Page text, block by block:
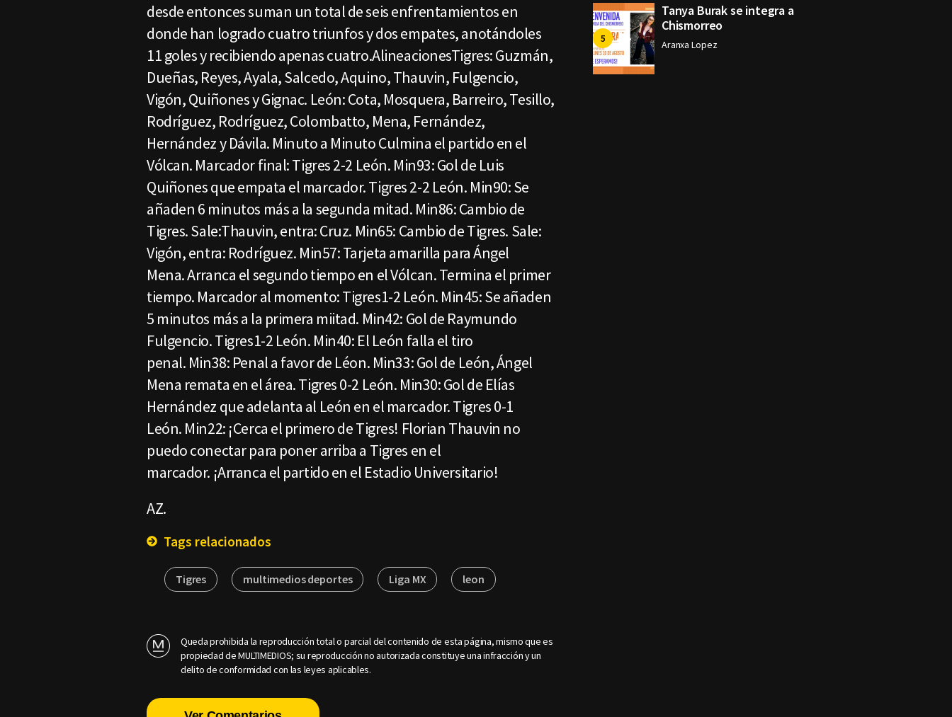
desde entonces suman un total de seis enfrentamientos en
donde han logrado cuatro triunfos y dos empates, anotándoles
11 goles y recibiendo apenas cuatro.AlineacionesTigres: Guzmán,
Dueñas, Reyes, Ayala, Salcedo, Aquino, Thauvin, Fulgencio,
Vigón, Quiñones y Gignac. León: Cota, Mosquera, Barreiro, Tesillo,
Rodríguez, Rodríguez, Colombatto, Mena, Fernández,
Hernández y Dávila. Minuto a Minuto Culmina el partido en el
Vólcan. Marcador final: Tigres 2-2 León. Min93: Gol de Luis
Quiñones que empata el marcador. Tigres 2-2 León. Min90: Se
añaden 6 minutos más a la segunda mitad. Min86: Cambio de
Tigres. Sale:Thauvin, entra: Cruz. Min65: Cambio de Tigres. Sale:
Vigón, entra: Rodríguez. Min57: Tarjeta amarilla para Ángel
Mena. Arranca el segundo tiempo en el Vólcan. Termina el primer
tiempo. Marcador al momento: Tigres1-2 León. Min45: Se añaden
5 minutos más a la primera miitad. Min42: Gol de Raymundo
Fulgencio. Tigres1-2 León. Min40: El León falla el tiro
penal. Min38: Penal a favor de Léon. Min33: Gol de León, Ángel
Mena remata en el área. Tigres 0-2 León. Min30: Gol de Elías
Hernández que adelanta al León en el marcador. Tigres 0-1
León. Min22: ¡Cerca el primero de Tigres! Florian Thauvin no
puedo conectar para poner arriba a Tigres en el
marcador. ¡Arranca el partido en el Estadio Universitario!
AZ.
Tags relacionados
Tigres multimedios deportes Liga MX leon
Queda prohibida la reproducción total o parcial del contenido de esta página, mismo que es
propiedad de MULTIMEDIOS; su reproducción no autorizada constituye una infracción y un
delito de conformidad con las leyes aplicables.
Tanya Burak se integra a
Chismorreo
Aranxa Lopez